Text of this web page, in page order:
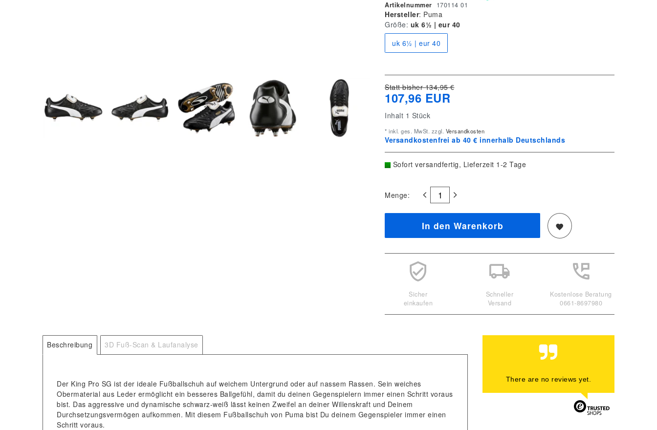
Artikelnummer 170114 01
Hersteller: Puma
Größe: uk 6½ | eur 40
uk 6½ | eur 40
Statt bisher 134,95 €
107,96 EUR
Inhalt 1 Stück
* inkl. ges. MwSt. zzgl. Versandkosten
Versandkostenfrei ab 40 € innerhalb Deutschlands
Sofort versandfertig, Lieferzeit 1-2 Tage
Menge:
In den Warenkorb
Sicher
einkaufen
Schneller
Versand
Kostenlose Beratung
0661-8697980
Beschreibung 3D Fuß-Scan & Laufanalyse
Der King Pro SG ist der ideale Fußballschuh auf weichem Untergrund oder auf nassem Rassen. Sein weiches
Obermaterial aus Leder ermöglicht ein besseres Ballgefühl, damit du deinen Gegenspielern immer einen Schritt voraus
bist. Das aggressive und dynamische schwarz-weiß lässt keinen Zweifel an deiner Willenskraft und Deinem
Durchsetzungsvermögen aufkommen. Mit diesem Fußballschuh von Puma bist Du deinem Gegenspieler immer einen
Schritt voraus.
There are no reviews yet.